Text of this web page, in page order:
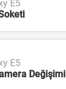
E5
E5
Değişimi